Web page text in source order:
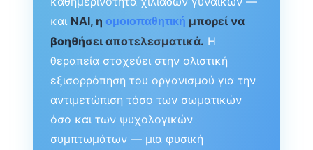
και ΝΑΙ, η ομοιοπαθητική μπορεί να
βοηθήσει αποτελεσματικά. Η
θεραπεία στοχεύει στην ολιστική
εξισορρόπηση του οργανισμού για την
αντιμετώπιση τόσο των σωματικών
όσο και των ψυχολογικών
συμπτωμάτων — μια φυσική